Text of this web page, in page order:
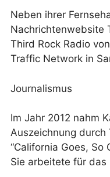
Neben ihrer
Nachrichtenwebsite
Third Rock Radio
Traffic Network in
Journalismus
Im Jahr 2012 nahm
Auszeichnung
“California Goes, So
Sie arbeitete für das